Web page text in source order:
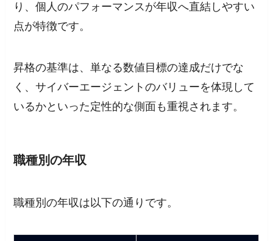
り、個人のパフォーマンスが年収へ直結しやすい
点が特徴です。
昇格の基準は、単なる数値目標の達成だけでな
く、サイバーエージェントのバリューを体現して
いるかといった定性的な側面も重視されます。
職種別の年収
職種別の年収は以下の通りです。